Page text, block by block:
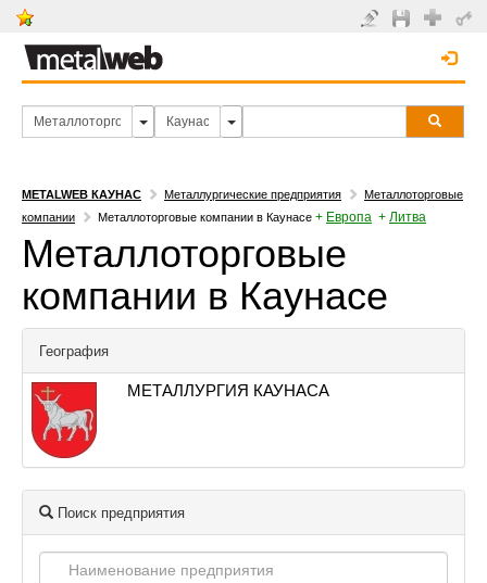
METALWEB КАУНАС Металлургические предприятия
Металлоторговые
компании
Металлоторговые компании в Каунасе + Европа + Литва
Металлоторговые
компании в Каунасе
География
МЕТАЛЛУРГИЯ КАУНАСА
Поиск предприятия